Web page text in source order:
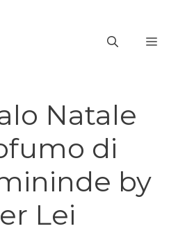
Natale
di
by
Lei